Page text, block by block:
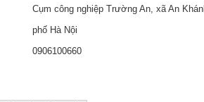
Cụm công nghiệp Trường An, xã An
phố Hà Nội
0906100660